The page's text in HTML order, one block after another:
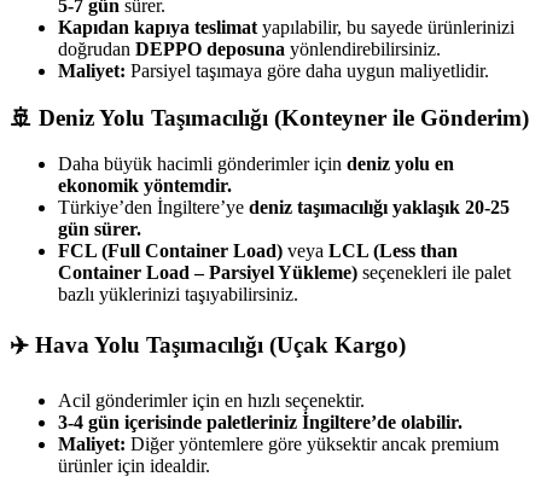
5-7 gün sürer.
Kapıdan kapıya teslimat yapılabilir, bu sayede ürünlerinizi
doğrudan DEPPO deposuna yönlendirebilirsiniz.
Maliyet: Parsiyel taşımaya göre daha uygun maliyetlidir.
🚢 Deniz Yolu Taşımacılığı (Konteyner ile Gönderim)
Daha büyük hacimli gönderimler için deniz yolu en
ekonomik yöntemdir.
Türkiye’den İngiltere’ye deniz taşımacılığı yaklaşık 20-25
gün sürer.
FCL (Full Container Load) veya LCL (Less than
Container Load – Parsiyel Yükleme) seçenekleri ile palet
bazlı yüklerinizi taşıyabilirsiniz.
✈️ Hava Yolu Taşımacılığı (Uçak Kargo)
Acil gönderimler için en hızlı seçenektir.
3-4 gün içerisinde paletleriniz İngiltere’de olabilir.
Maliyet: Diğer yöntemlere göre yüksektir ancak premium
ürünler için idealdir.